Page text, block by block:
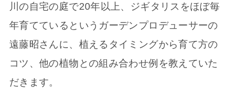
川の自宅の庭で20年以上、ジギタリスをほぼ毎
年育てているというガーデンプロデューサーの
遠藤昭さんに、植えるタイミングから育て方の
コツ、他の植物との組み合わせ例を教えていた
だきます。